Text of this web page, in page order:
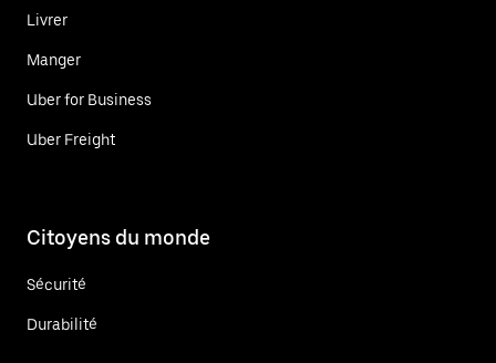
Livrer
Manger
Uber for Business
Uber Freight
Citoyens du monde
Sécurité
Durabilité